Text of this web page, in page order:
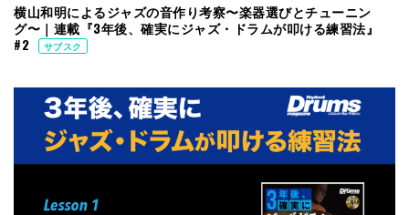
横山和明によるジャズの音作り考察〜楽器選びとチューニン
グ〜｜連載『3年後、確実にジャズ・ドラムが叩ける練習法』
#2
サブスク